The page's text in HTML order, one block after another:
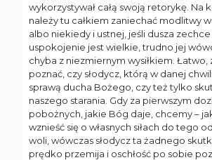
wykorzystywał całą swoją retorykę. Na
należy tu całkiem zaniechać modlitwy
albo niekiedy i ustnej, jeśli dusza
uspokojenie jest wielkie, trudno jej
chyba z niezmiernym wysiłkiem. Łatwo,
poznać, czy słodycz, którą w danej
sprawą ducha Bożego, czy też tylko
naszego starania. Gdy za pierwszym
pobożnych, jakie Bóg daje, chcemy –
wznieść się o własnych siłach do tego
woli, wówczas słodycz ta żadnego
prędko przemija i oschłość po sobie